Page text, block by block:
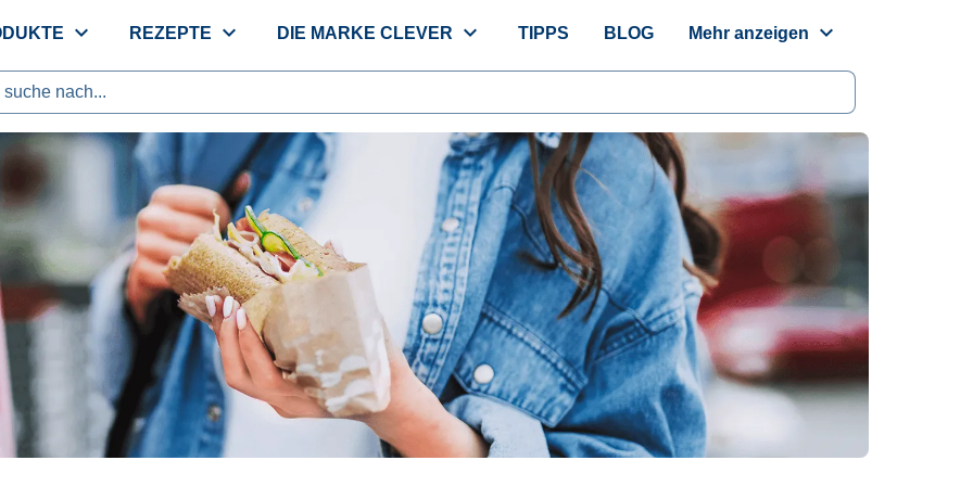
expand_more REZEPTE expand_more DIE MARKE CLEVER expand_more TIPPS BLOG Mehr anzeigen expand_more
nach...